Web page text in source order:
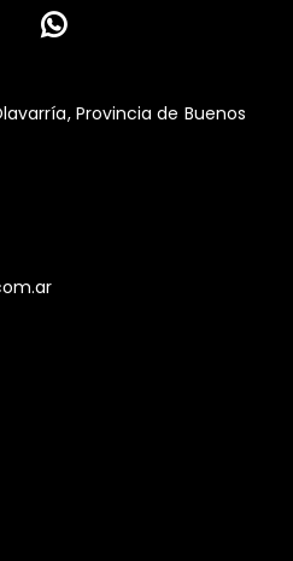
Provincia de Buenos